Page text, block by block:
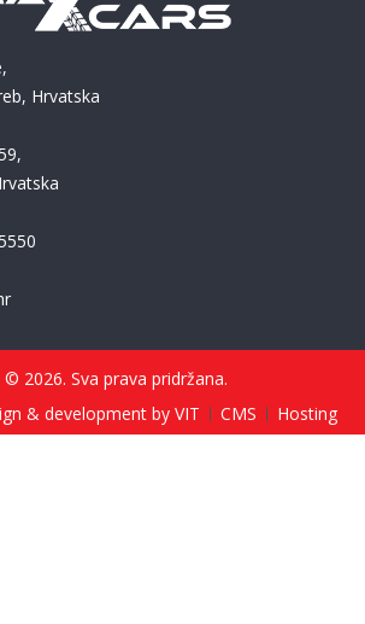
Hrvatska
2026. Sva prava pridržana.
& development by VIT
CMS Hosting